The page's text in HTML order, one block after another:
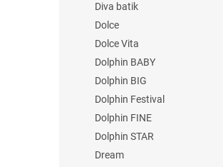
Diva batik
Dolce
Dolce Vita
Dolphin BABY
Dolphin BIG
Dolphin Festival
Dolphin FINE
Dolphin STAR
Dream